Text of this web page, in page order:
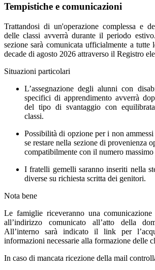
Tempistiche e comunicazioni
Trattandosi di un'operazione complessa e
delle classi avverrà durante il periodo
sezione sarà comunicata ufficialmente a tutte
decade di agosto 2026 attraverso il Registro
Situazioni particolari
L’assegnazione degli alunni con
specifici di apprendimento avverrà
del tipo di svantaggio con
classi.
Possibilità di opzione per i non ammessi
se restare nella sezione di provenienza
compatibilmente con il numero
I fratelli gemelli saranno inseriti nella
diverse su richiesta scritta dei genitori.
Nota bene
Le famiglie riceveranno una
all’indirizzo comunicato all’atto della
All’interno sarà indicato il link per
informazioni necessarie alla formazione delle
In caso di mancata ricezione della mail